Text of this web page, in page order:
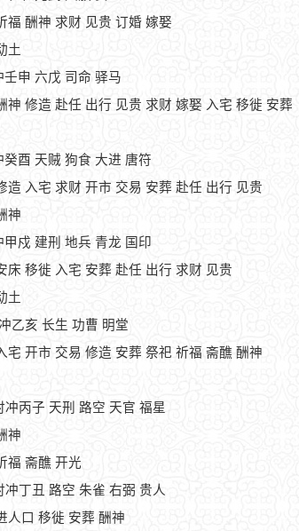
福 酬神 求财 见贵 订婚 嫁娶
土
申 六戊 司命 驿马
神 修造 赴任 出行 见贵 求财 嫁娶 入宅 移徙 安葬
酉 天贼 狗食 大进 唐符
造 入宅 求财 开市 交易 安葬 赴任 出行 见贵
神
戍 建刑 地兵 青龙 国印
床 移徙 入宅 安葬 赴任 出行 求财 见贵
土
乙亥 长生 功曹 明堂
宅 开市 交易 修造 安葬 祭祀 祈福 斋醮 酬神
丙子 天刑 路空 天官 福星
神
福 斋醮 开光
丁丑 路空 朱雀 右弼 贵人
人口 移徙 安葬 酬神